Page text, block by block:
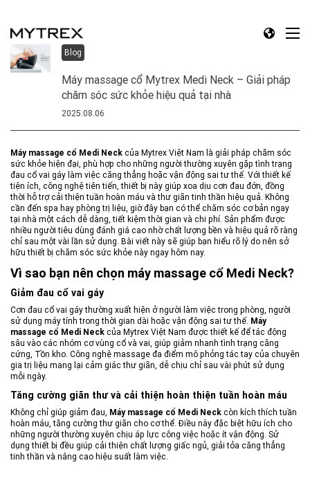
Blog
Máy massage cổ Mytrex Medi Neck – Giải pháp
chăm sóc sức khỏe hiệu quả tại nhà
2025.08.06
Máy massage cổ Medi Neck của Mytrex Việt Nam là giải pháp chăm sóc
sức khỏe hiện đại, phù hợp cho những người thường xuyên gặp tình trạng
đau cổ vai gáy làm việc căng thẳng hoặc vận động sai tư thế. Với thiết kế
tiện ích, công nghệ tiên tiến, thiết bị này giúp xoa dịu cơn đau đớn, đồng
thời hỗ trợ cải thiện tuần hoàn máu và thư giãn tinh thần hiệu quả. Không
cần đến spa hay phòng trị liệu, giờ đây bạn có thể chăm sóc cơ bản ngay
tại nhà một cách dễ dàng, tiết kiệm thời gian và chi phí. Sản phẩm được
nhiều người tiêu dùng đánh giá cao nhờ chất lượng bền và hiệu quả rõ ràng
chỉ sau một vài lần sử dụng. Bài viết này sẽ giúp bạn hiểu rõ lý do nên sở
hữu thiết bị chăm sóc sức khỏe này ngay hôm nay.
Vì sao bạn nên chọn máy massage cổ Medi Neck?
Giảm đau cổ vai gáy
Cơn đau cổ vai gáy thường xuất hiện ở người làm việc trong phòng, người
sử dụng máy tính trong thời gian dài hoặc vận động sai tư thế. Máy
massage cổ Medi Neck của Mytrex Việt Nam được thiết kế để tác động
sâu vào các nhóm cơ vùng cổ và vai, giúp giảm nhanh tình trạng căng
cứng, Tồn kho. Công nghệ massage đa điểm mô phỏng tác tay của chuyên
gia trị liệu mang lại cảm giác thư giãn, dễ chịu chỉ sau vài phút sử dụng
mỗi ngày.
Tăng cường giãn thư và cải thiện hoàn thiện tuần hoàn máu
Không chỉ giúp giảm đau, Máy massage cổ Medi Neck còn kích thích tuần
hoàn máu, tăng cường thư giãn cho cơ thể. Điều này đặc biệt hữu ích cho
những người thường xuyên chịu áp lực công việc hoặc ít vận động. Sử
dụng thiết bị đều giúp cải thiện chất lượng giấc ngủ, giải tỏa căng thẳng
tinh thần và nâng cao hiệu suất làm việc.